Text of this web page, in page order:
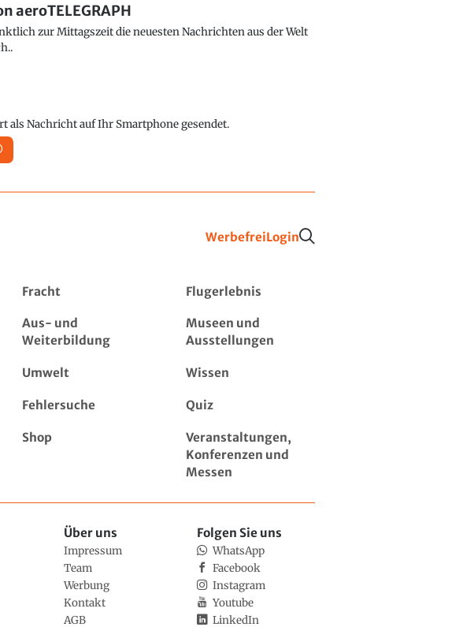
aeroTELEGRAPH
zur Mittagszeit die neuesten Nachrichten aus der Welt
als Nachricht auf Ihr Smartphone gesendet.
WerbefreiLogin
Fracht Flugerlebnis
Aus- und
Weiterbildung
Museen und
Ausstellungen
Umwelt Wissen
Fehlersuche Quiz
Shop
Veranstaltungen,
Konferenzen und
Messen
Über uns
Impressum
Team
Werbung
Kontakt
AGB
Folgen Sie uns
WhatsApp
Facebook
Instagram
Youtube
LinkedIn